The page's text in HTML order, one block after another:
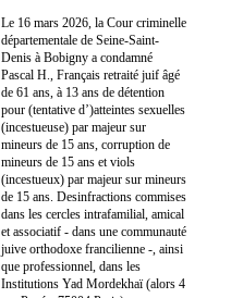
Le 16 mars 2026, la Cour criminelle
départementale de Seine-Saint-
Denis à Bobigny a condamné
Pascal H., Français retraité juif âgé
de 61 ans, à 13 ans de détention
pour (tentative d’)atteintes sexuelles
(incestueuse) par majeur sur
mineurs de 15 ans, corruption de
mineurs de 15 ans et viols
(incestueux) par majeur sur mineurs
de 15 ans. Desinfractions commises
dans les cercles intrafamilial, amical
et associatif - dans une communauté
juive orthodoxe francilienne -, ainsi
que professionnel, dans les
Institutions Yad Mordekhaï (alors 4